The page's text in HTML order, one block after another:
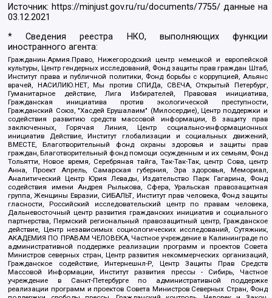
Источник: https://minjust.gov.ru/ru/documents/7755/ данные на
03.12.2021
* Сведения реестра НКО, выполняющих функции
иностранного агента:
Гражданин.Армия.Право, Нижегородский центр немецкой и европейской
культуры, Центр гендерных исследований, Фонд защиты прав граждан Штаб,
Институт права и публичной политики, Фонд борьбы с коррупцией, Альянс
врачей, НАСИЛИЮ.НЕТ, Мы против СПИДа, СВЕЧА, Открытый Петербург,
Гуманитарное действие, Лига Избирателей, Правовая инициатива,
Гражданская инициатива против экологической преступности,
Гражданский Союз, "Хасдей Ерушалаим" (Милосердие), Центр поддержки и
содействия развитию средств массовой информации, В защиту прав
заключенных, Горячая Линия, Центр социально-информационных
инициатив Действие, Институт глобализации и социальных движений,
ВМЕСТЕ, Благотворительный фонд охраны здоровья и защиты прав
граждан, Благотворительный фонд помощи осужденным и их семьям, Фонд
Тольятти, Новое время, Серебряная тайга, Так-Так-Так, центр Сова, центр
Анна, Проект Апрель, Самарская губерния, Эра здоровья, Мемориал,
Аналитический Центр Юрия Левады, Издательство Парк Гагарина, Фонд
содействия имени Андрея Рылькова, Сфера, Уральская правозащитная
группа, Женщины Евразии, СИБАЛЬТ, Институт прав человека, Фонд защиты
гласности, Российский исследовательский центр по правам человека,
Дальневосточный центр развития гражданских инициатив и социального
партнерства, Пермский региональный правозащитный центр, Гражданское
действие, Центр независимых социологических исследований, Сутяжник,
АКАДЕМИЯ ПО ПРАВАМ ЧЕЛОВЕКА, Частное учреждение в Калининграде по
административной поддержке реализации программ и проектов Совета
Министров северных стран, Центр развития некоммерческих организаций,
Гражданское содействие, Интернешнл-Р, Центр Защиты Прав Средств
Массовой Информации, Институт развития прессы - Сибирь, Частное
учреждение в Санкт-Петербурге по административной поддержке
реализации программ и проектов Совета Министров Северных Стран, Фонд